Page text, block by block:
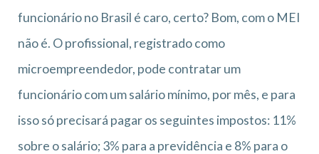
funcionário no Brasil é caro, certo? Bom, com o MEI
não é. O profissional, registrado como
microempreendedor, pode contratar um
funcionário com um salário mínimo, por mês, e para
isso só precisará pagar os seguintes impostos: 11%
sobre o salário; 3% para a previdência e 8% para o